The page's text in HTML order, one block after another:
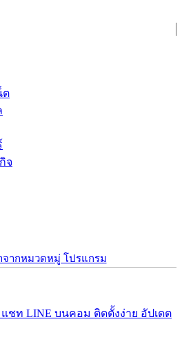
ต
จ
จากหมวดหมู่ โปรแกรม
ชท LINE บนคอม ติดตั้งง่าย อัปเดต